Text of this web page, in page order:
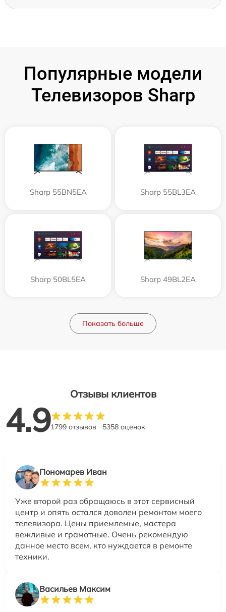
Популярные модели
Телевизоров Sharp
Sharp 55BN5EA Sharp 55BL3EA
Sharp 50BL5EA Sharp 49BL2EA
Показать больше
Отзывы клиентов
4.91799 отзывов 5358 оценок
Пономарев Иван
Уже второй раз обращаюсь в этот сервисный
центр и опять остался доволен ремонтом моего
телевизора. Цены приемлемые, мастера
вежливые и грамотные. Очень рекомендую
данное место всем, кто нуждается в ремонте
техники.
Васильев Максим